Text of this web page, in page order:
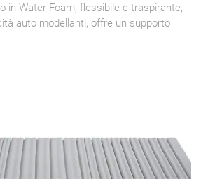
in Water Foam, flessibile e traspirante,
auto modellanti, offre un supporto